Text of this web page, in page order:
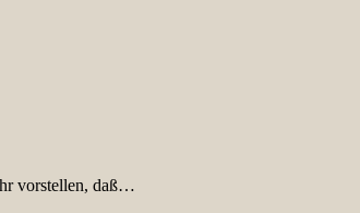
vorstellen, daß…